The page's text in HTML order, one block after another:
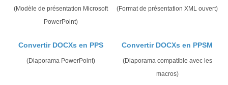
(Modèle de présentation Microsoft
PowerPoint)
(Format de présentation XML ouvert)
Convertir DOCXs en PPS
(Diaporama PowerPoint)
Convertir DOCXs en PPSM
(Diaporama compatible avec les
macros)